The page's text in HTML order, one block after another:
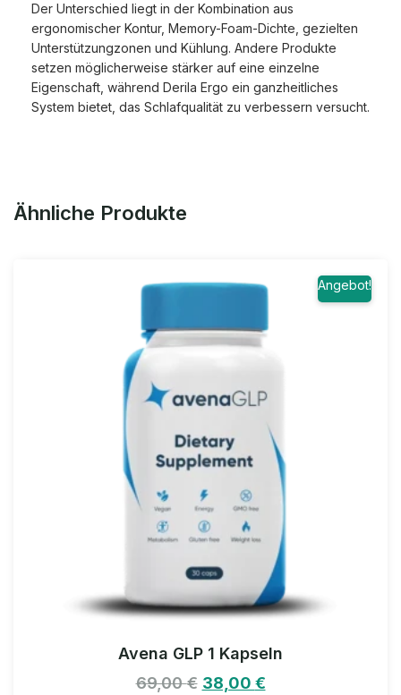
Der Unterschied liegt in der Kombination aus
ergonomischer Kontur, Memory-Foam-Dichte, gezielten
Unterstützungzonen und Kühlung. Andere Produkte
setzen möglicherweise stärker auf eine einzelne
Eigenschaft, während Derila Ergo ein ganzheitliches
System bietet, das Schlafqualität zu verbessern versucht.
Ähnliche Produkte
Angebot!
Avena GLP 1 Kapseln
69,00€ 38,00 €